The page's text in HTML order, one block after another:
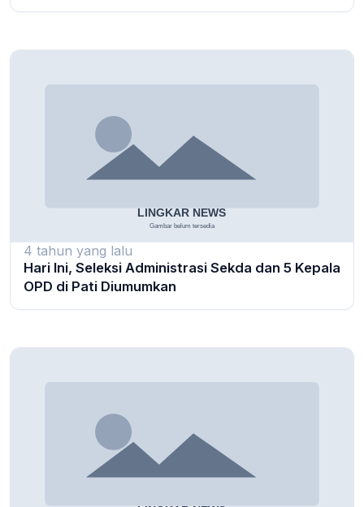
4 tahun yang lalu
Hari Ini, Seleksi Administrasi Sekda dan 5 Kepala
OPD di Pati Diumumkan